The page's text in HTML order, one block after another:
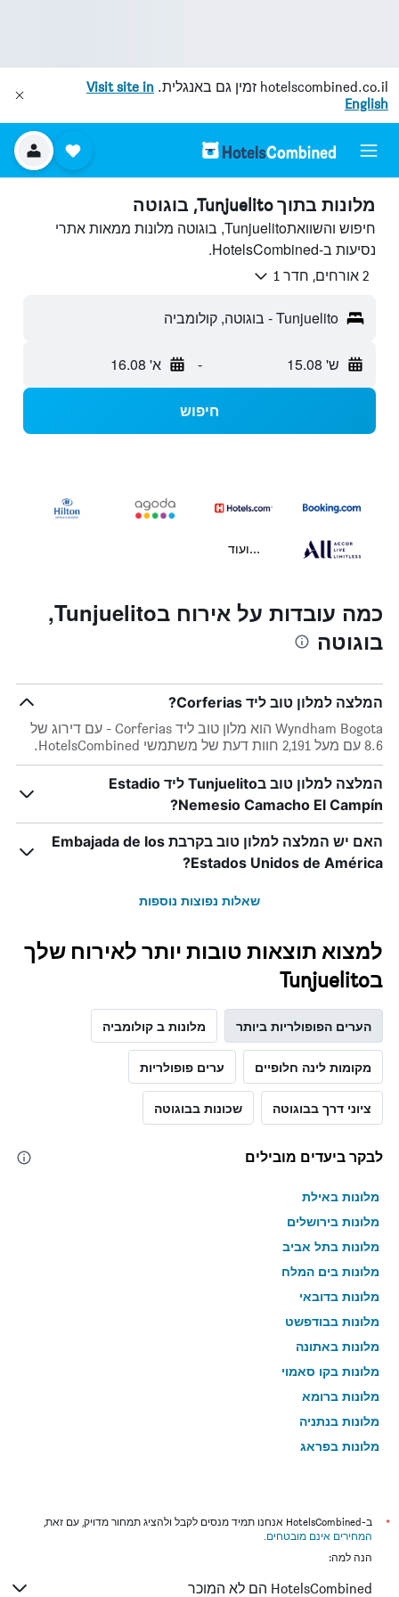
hotelscombined.co.il זמין גם באנגלית. Visit site in
English
מלונות בתוך Tunjuelito, בוגוטה
חיפוש והשוואתTunjuelito, בוגוטה מלונות ממאות אתרי
נסיעות ב-HotelsCombined.
2 אורחים, חדר 1
Tunjuelito - בוגוטה, קולומביה
ש' 15.08 - א' 16.08
חיפוש
...ועוד
כמה עובדות על אירוח בTunjuelito,
בוגוטה
המלצה למלון טוב ליד Corferias?
Wyndham Bogota הוא מלון טוב ליד Corferias - עם דירוג של
8.6 עם מעל 2,191 חוות דעת של משתמשי HotelsCombined.
המלצה למלון טוב בTunjuelito ליד Estadio
Nemesio Camacho El Campín?
האם יש המלצה למלון טוב בקרבת Embajada de los
Estados Unidos de América?
שאלות נפוצות נוספות
למצוא תוצאות טובות יותר לאירוח שלך
בTunjuelito
הערים הפופולריות ביותר מלונות ב קולומביה
מקומות לינה חלופיים ערים פופולריות
ציוני דרך בבוגוטה שכונות בבוגוטה
לבקר ביעדים מובילים
מלונות באילת
מלונות בירושלים
מלונות בתל אביב
מלונות בים המלח
מלונות בדובאי
מלונות בבודפשט
מלונות באתונה
מלונות בקו סאמוי
מלונות ברומא
מלונות בנתניה
מלונות בפראג
מלונות בניו יורק
מלונות בבנגקוק
*
ב-HotelsCombined אנחנו תמיד מנסים לקבל ולהציג תמחור מדויק, עם זאת,
המחירים אינם מובטחים.
הנה למה:
HotelsCombined הם לא המוכר